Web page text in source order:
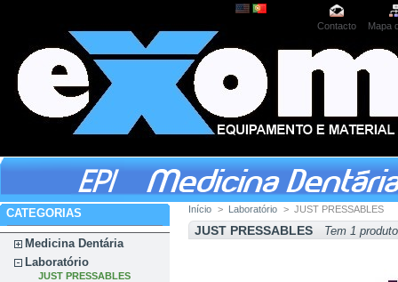
Contacto Mapa
CATEGORIAS
Medicina Dentária
Laboratório
JUST PRESSABLES
Início > Laboratório > JUST PRESSABLES
JUST PRESSABLES Tem 1